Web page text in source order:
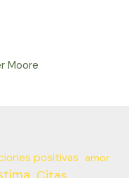
Moore
positivas
amor
Citas